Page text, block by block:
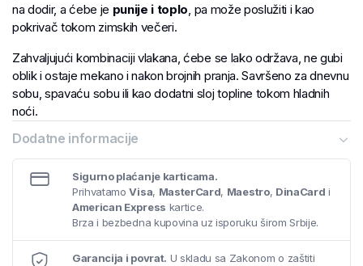
na dodir, a ćebe je punije i toplo, pa može poslužiti i kao
pokrivač tokom zimskih večeri.
Zahvaljujući kombinaciji vlakana, ćebe se lako održava, ne gubi
oblik i ostaje mekano i nakon brojnih pranja. Savršeno za dnevnu
sobu, spavaću sobu ili kao dodatni sloj topline tokom hladnih
noći.
Dodatne informacije
Sigurno plaćanje karticama.
PrihvatamoVisa, MasterCard, Maestro, DinaCard i
American Express kartice.
Brza i bezbedna kupovina uz isporuku širom Srbije.
Garancija i povrat. U skladu sa Zakonom o zaštiti